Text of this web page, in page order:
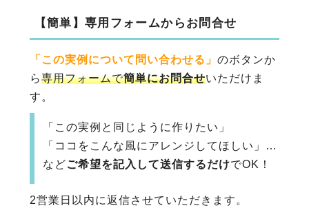
【簡単】専用フォームからお問合せ
「この実例について問い合わせる」 のボタンか
ら専用フォームで簡単にお問合せいただけま
す。
「この実例と同じように作りたい」
「ココをこんな風にアレンジしてほしい」…
などご希望を記入して送信するだけでOK！
2営業日以内に返信させていただきます。